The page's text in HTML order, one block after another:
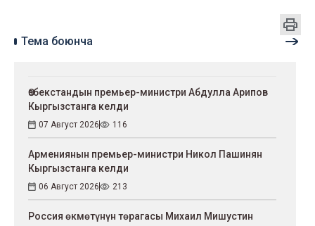
Тема боюнча
Өзбекстандын премьер-министри Абдулла Арипов
Кыргызстанга келди
07 Август 2026 116
Армениянын премьер-министри Никол Пашинян
Кыргызстанга келди
06 Август 2026 213
Россия өкмөтүнүн төрагасы Михаил Мишустин